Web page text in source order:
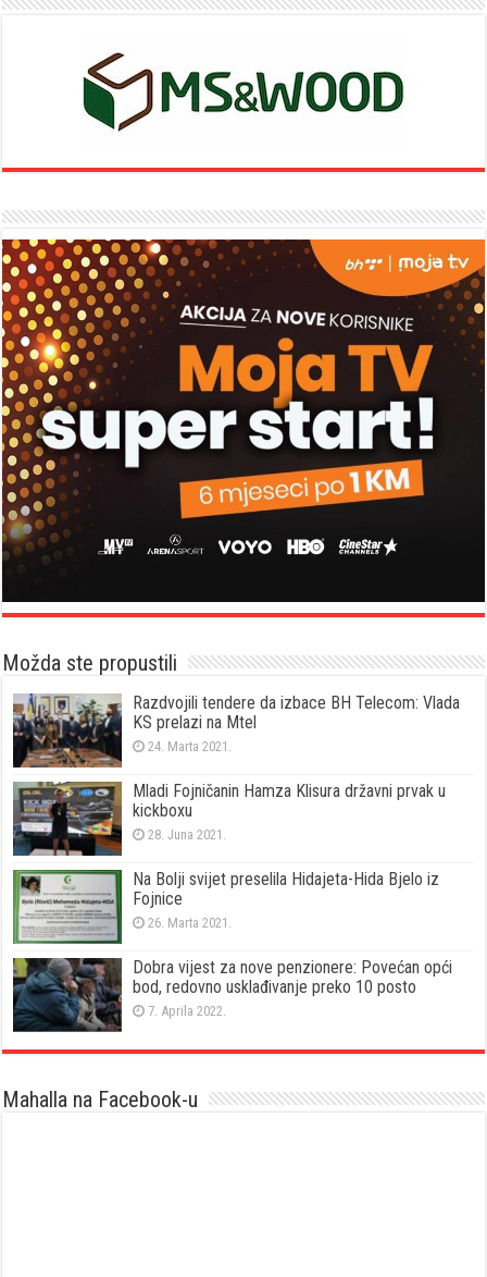
Možda ste propustili
Razdvojili tendere da izbace BH Telecom: Vlada
KS prelazi na Mtel
24. Marta 2021.
Mladi Fojničanin Hamza Klisura državni prvak u
kickboxu
28. Juna 2021.
Na Bolji svijet preselila Hidajeta-Hida Bjelo iz
Fojnice
26. Marta 2021.
Dobra vijest za nove penzionere: Povećan opći
bod, redovno usklađivanje preko 10 posto
7. Aprila 2022.
Mahalla na Facebook-u